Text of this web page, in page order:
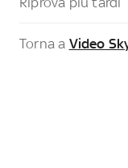
Torna a Video